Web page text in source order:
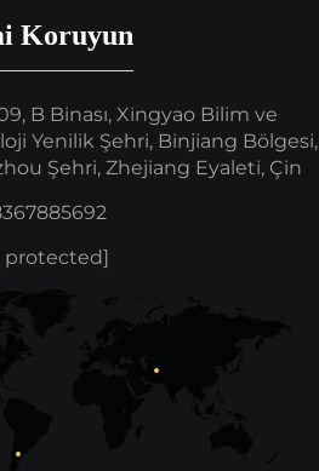
Koruyun
B Binası, Xingyao Bilim ve
Yenilik Şehri, Binjiang Bölgesi,
Şehri, Zhejiang Eyaleti, Çin
protected]